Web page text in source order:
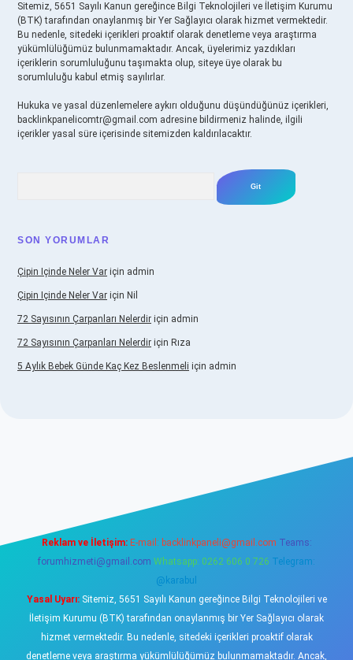
Sitemiz, 5651 Sayılı Kanun gereğince Bilgi Teknolojileri ve İletişim Kurumu
(BTK) tarafından onaylanmış bir Yer Sağlayıcı olarak hizmet vermektedir.
Bu nedenle, sitedeki içerikleri proaktif olarak denetleme veya araştırma
yükümlülüğümüz bulunmamaktadır. Ancak, üyelerimiz yazdıkları
içeriklerin sorumluluğunu taşımakta olup, siteye üye olarak bu
sorumluluğu kabul etmiş sayılırlar.
Hukuka ve yasal düzenlemelere aykırı olduğunu düşündüğünüz içerikleri,
backlinkpanelicomtr@gmail.com adresine bildirmeniz halinde, ilgili
içerikler yasal süre içerisinde sitemizden kaldırılacaktır.
SON YORUMLAR
Çipin Içinde Neler Var için admin
Çipin Içinde Neler Var için Nil
72 Sayısının Çarpanları Nelerdir için admin
72 Sayısının Çarpanları Nelerdir için Rıza
5 Aylık Bebek Günde Kaç Kez Beslenmeli için admin
Reklam ve İletişim: E-mail: backlinkpaneli@gmail.com Teams:
forumhizmeti@gmail.com Whatsapp: 0262 606 0 726 Telegram:
@karabul
Yasal Uyarı:Sitemiz, 5651 Sayılı Kanun gereğince Bilgi Teknolojileri ve
İletişim Kurumu (BTK) tarafından onaylanmış bir Yer Sağlayıcı olarak
hizmet vermektedir. Bu nedenle, sitedeki içerikleri proaktif olarak
denetleme veya araştırma yükümlülüğümüz bulunmamaktadır. Ancak,